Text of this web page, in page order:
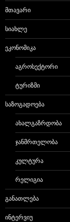
ᲛᲗᲐᲕᲐᲠᲘ
ᲡᲘᲐᲮᲚᲔ
ᲔᲙᲝᲜᲝᲛᲘᲙᲐ
ᲐᲒᲠᲝᲡᲔᲥᲢᲝᲠᲘ
ᲢᲣᲠᲘᲖᲛᲘ
ᲡᲐᲖᲝᲒᲐᲓᲝᲔᲑᲐ
ᲐᲮᲐᲚᲒᲐᲖᲠᲓᲝᲑᲐ
ᲯᲐᲜᲛᲠᲗᲔᲚᲝᲑᲐ
ᲙᲣᲚᲢᲣᲠᲐ
ᲠᲔᲚᲘᲒᲘᲐ
ᲒᲐᲜᲐᲗᲚᲔᲑᲐ
ᲘᲜᲢᲔᲠᲕᲘᲣ